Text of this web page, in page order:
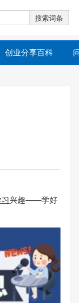
创业分享百科
兴趣——学好